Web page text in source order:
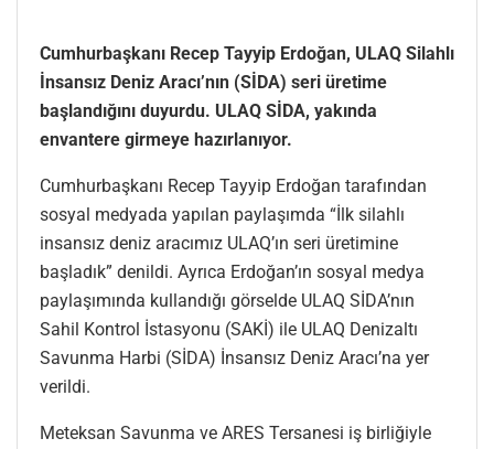
Cumhurbaşkanı Recep Tayyip Erdoğan, ULAQ Silahlı
İnsansız Deniz Aracı’nın (SİDA) seri üretime
başlandığını duyurdu. ULAQ SİDA, yakında
envantere girmeye hazırlanıyor.
Cumhurbaşkanı Recep Tayyip Erdoğan tarafından
sosyal medyada yapılan paylaşımda “İlk silahlı
insansız deniz aracımız ULAQ’ın seri üretimine
başladık” denildi. Ayrıca Erdoğan’ın sosyal medya
paylaşımında kullandığı görselde ULAQ SİDA’nın
Sahil Kontrol İstasyonu (SAKİ) ile ULAQ Denizaltı
Savunma Harbi (SİDA) İnsansız Deniz Aracı’na yer
verildi.
Meteksan Savunma ve ARES Tersanesi iş birliğiyle